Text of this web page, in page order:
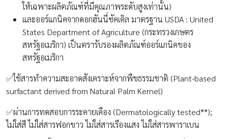
ให้เฉพาะผลิตภัณฑ์ที่มีคุณภาพระดับสูงเท่านั้น)
และออร์แกนิคจากดอกฮันนี่ซัคเคิล มาตรฐาน USDA : United
States Department of Agriculture (กระทรวงเกษตร
สหรัฐอเมริกา) เป็นตรารับรองผลิตภัณฑ์ออร์แกนิคของ
สหรัฐอเมริกา
✅ใช้สารทำความสะอาดสังเคราะห์จากพืชธรรมชาติ (Plant-based
surfactant derived from Natural Palm Kernel)
✅ผ่านการทดสอบการระคายเคือง (Dermatologically tested**);
ไม่ใส่สี ไม่ใส่สารฟอกขาว ไม่ใส่สารเรืองแสง ไม่ใส่สารพาราเบน